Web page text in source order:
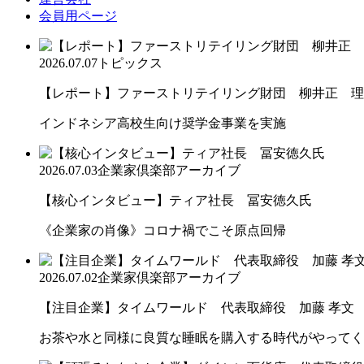
会員用ページ
2026.07.07 トピックス
【レポート】ファーストリテイリング財団 柳井正
インドネシア高校生向け奨学金事業を実施
2026.07.03企業家倶楽部アーカイブ
【核心インタビュー】ティア社長 冨安徳久氏
《企業家の肖像》コロナ禍でこそ原点回帰
2026.07.02企業家倶楽部アーカイブ
【注目企業】タイムワールド 代表取締役 加藤 孝文
お茶や水と同様に良質な睡眠を購入する時代がやって